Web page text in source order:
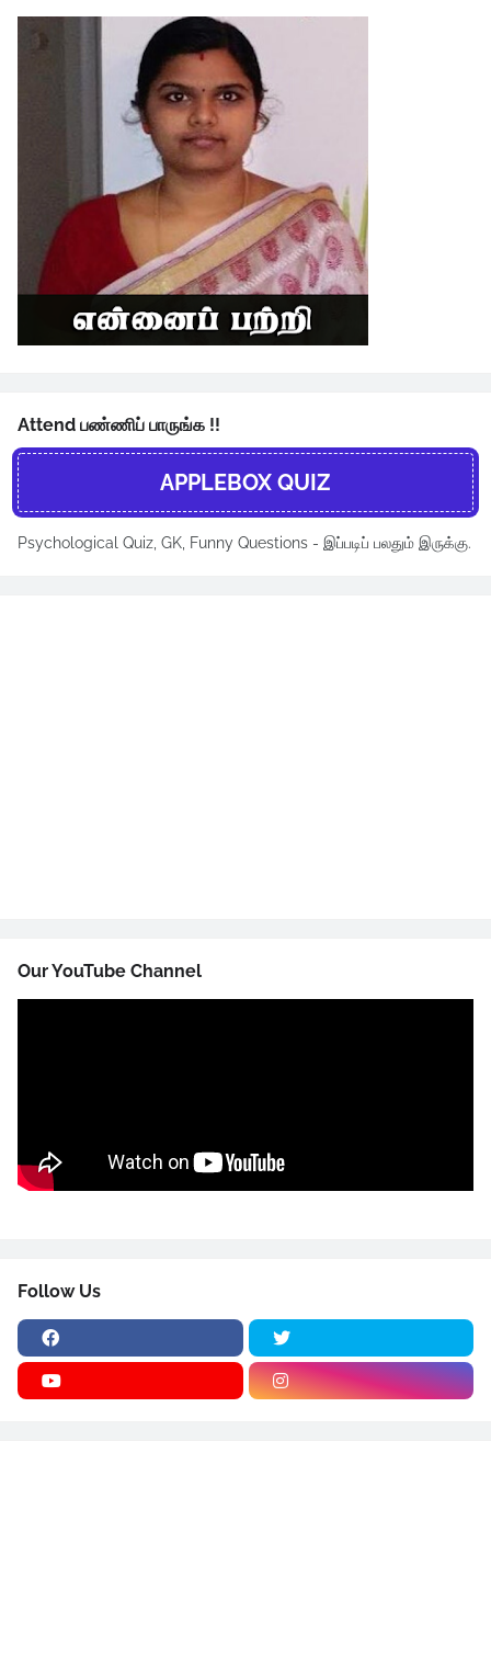
Attend பண்ணிப் பாருங்க !!
APPLEBOX QUIZ
Psychological Quiz, GK, Funny Questions - இப்படிப் பலதும் இருக்கு.
Our YouTube Channel
Follow Us